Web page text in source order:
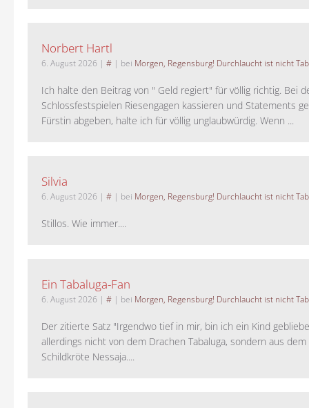
Norbert Hartl
6. August 2026 | # | bei Morgen, Regensburg! Durchlaucht ist nicht
Ich halte den Beitrag von " Geld regiert" für völlig richtig. Bei
Schlossfestspielen Riesengagen kassieren und Statements
Fürstin abgeben, halte ich für völlig unglaubwürdig. Wenn ...
Silvia
6. August 2026 | # | bei Morgen, Regensburg! Durchlaucht ist nicht
Stillos. Wie immer....
Ein Tabaluga-Fan
6. August 2026 | # | bei Morgen, Regensburg! Durchlaucht ist nicht
Der zitierte Satz "Irgendwo tief in mir, bin ich ein Kind
allerdings nicht von dem Drachen Tabaluga, sondern aus
Schildkröte Nessaja....